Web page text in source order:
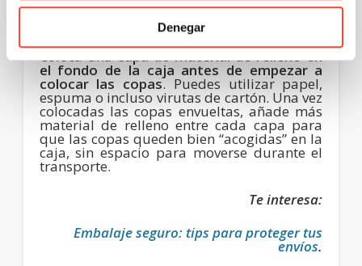
Denegar
Relleno y protección interna
Coloca unacapa de material de relleno en
el fondo de la caja antes de empezar a
colocar las copas. Puedes utilizar papel,
espuma o incluso virutas de cartón. Una vez
colocadas las copas envueltas, añade más
material de relleno entre cada capa para
que las copas queden bien “acogidas” en la
caja, sin espacio para moverse durante el
transporte.
Te interesa:
Embalaje seguro: tips para proteger tus
envíos.